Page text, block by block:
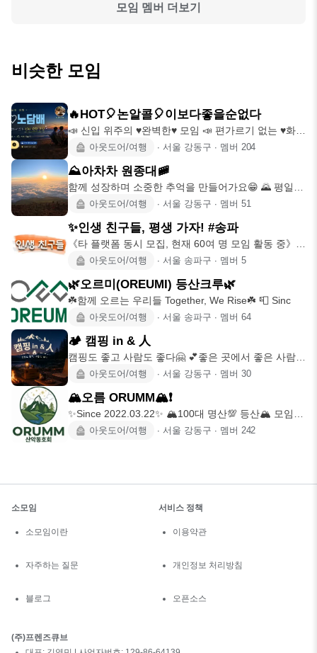
모임 멤버 더보기
비슷한 모임
🔥HOT🎈논알콜🎈이보다좋을순없다
📣 신입 위주의 ♥완벽한♥ 모임 📣 편가르기 없는 ♥화합
의♥ 모임 📣 서
아웃도어/여행 ∙ 서울 강동구 ∙ 멤버 204
⛰️아차차 원종대🚞
함께 성장하며 소중한 추억을 만들어가요😁 🌄 평일
아차산 야등과 주말
아웃도어/여행 ∙ 서울 강동구 ∙ 멤버 51
✨️인생 친구들, 평생 가자! #송파
《타 플랫폼 동시 모집, 현재 60여 명 모임 활동 중》
“일회성이 아
아웃도어/여행 ∙ 서울 송파구 ∙ 멤버 5
🌿오르미(OREUMI) 등산크루🌿
☘️함께 오르는 우리들 Together, We Rise☘️ 📮 Sinc
아웃도어/여행 ∙ 서울 송파구 ∙ 멤버 64
🏕 캠핑 in & 人
캠핑도 좋고 사람도 좋다🤗 💕좋은 곳에서 좋은 사람들
과 since 20
아웃도어/여행 ∙ 서울 강동구 ∙ 멤버 30
🏔오름 ORUMM🏔❗️
✨Since 2022.03.22✨ 🏔100대 명산💯 등산🏔 모임인
스타 :아웃도어/여행 ∙ 서울 강동구 ∙ 멤버 242
소모임
소모임이란
자주하는 질문
블로그
서비스 정책
이용약관
개인정보 처리방침
오픈소스
(주)프렌즈큐브